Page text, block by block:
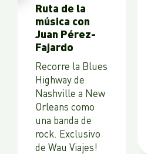
Ruta de la
música con
Juan Pérez-
Fajardo
Recorre la Blues
Highway de
Nashville a New
Orleans como
una banda de
rock. Exclusivo
de Wau Viajes!